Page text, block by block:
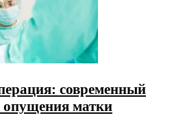
современный
опущения матки